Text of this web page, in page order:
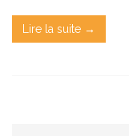
Lire la suite →